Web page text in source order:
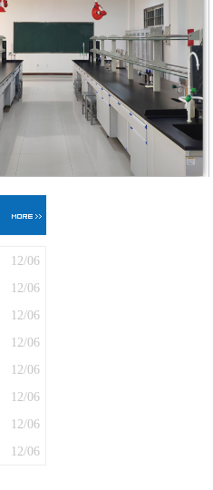
12/06
12/06
12/06
12/06
12/06
12/06
12/06
12/06